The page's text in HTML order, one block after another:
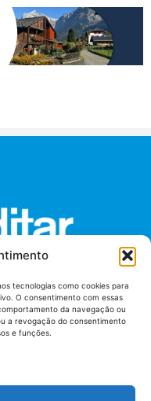
tecnologias como cookies para
O consentimento com essas
da navegação ou
a revogação do consentimento
e funções.
Controle Externo -
Sul), Qd. 04, Lt. 01
Subsolo, Sala S04